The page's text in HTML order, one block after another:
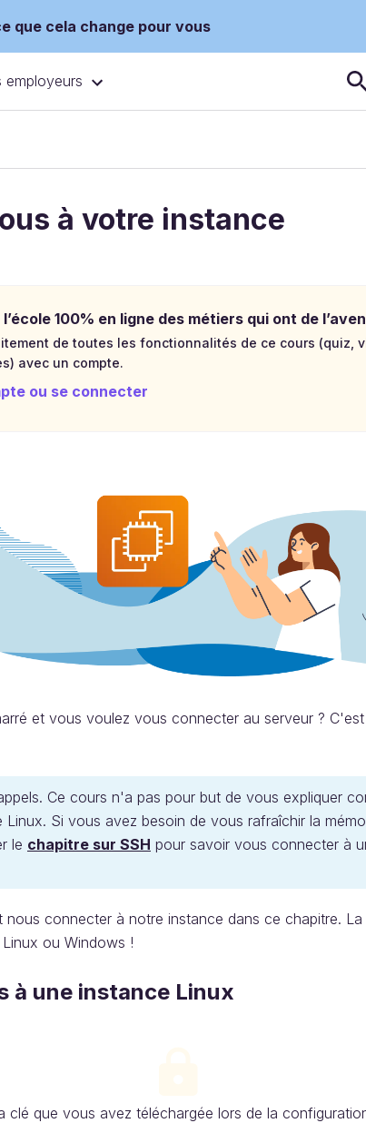
que cela change pour vous
employeurs
à votre instance
100% en ligne des métiers qui ont de
de toutes les fonctionnalités de ce cours (quiz,
avec un compte.
ou se connecter
et vous voulez vous connecter au serveur ?
Ce cours n'a pas pour but de vous expliquer
Linux. Si vous avez besoin de vous rafraîchir la
le chapitre sur SSH pour savoir vous connecter à
nous connecter à notre instance dans ce chapitre.
ou Windows !
à une instance Linux
clé que vous avez téléchargée lors de la